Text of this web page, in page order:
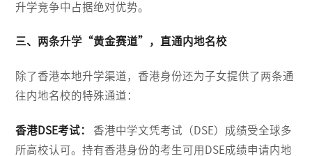
升学竞争中占据绝对优势。
三、两条升学“黄金赛道”，直通内地名校
除了香港本地升学渠道，香港身份还为子女提供了两条通
往内地名校的特殊通道：
香港DSE考试：
香港中学文凭考试（DSE）成绩受全球多
所高校认可。持有香港身份的考生可用DSE成绩申请内地